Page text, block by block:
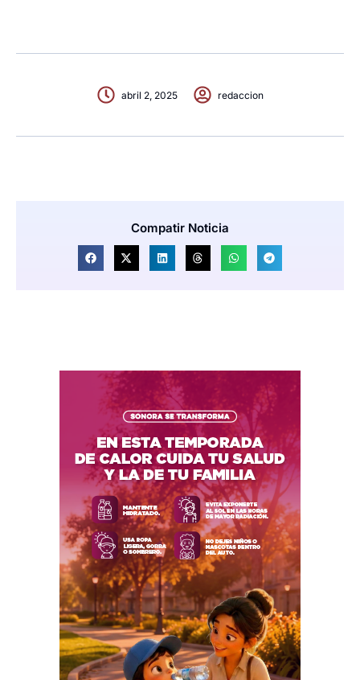
abril 2, 2025 redaccion
Compatir Noticia